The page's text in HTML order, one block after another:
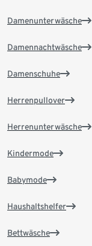
Damenunterwäsche
Damennachtwäsche
Damenschuhe
Herrenpullover
Herrenunterwäsche
Kindermode
Babymode
Haushaltshelfer
Bettwäsche